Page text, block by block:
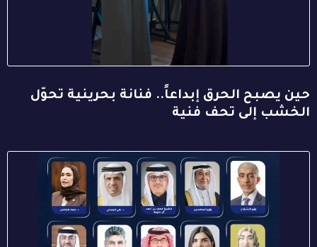
حين يصبح الحرق إبداعاً.. فنانة بحرينية تحوّل
الخشب إلى تحف فنية